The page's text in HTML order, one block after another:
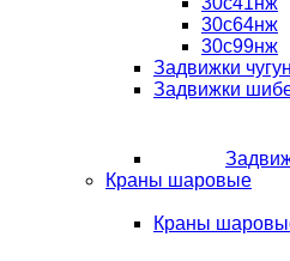
30с64нж
30с99нж
Задвижки
Задвижки
Краны шаровые
Краны